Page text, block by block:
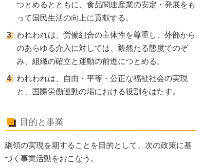
つとめるとともに、食品関連産業の安定・発展をも
って国民生活の向上に貢献する。
われわれは、労働組合の主体性を尊重し、外部から
のあらゆる介入に対しては、毅然たる態度でのぞ
み、組織の確立と運動の前進につとめる。
われわれは、自由・平等・公正な福祉社会の実現
と、国際労働運動の場における役割をはたす。
目的と事業
綱領の実現を期することを目的として、次の政策に基
づく事業活動をおこなう。